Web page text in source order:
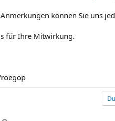
können Sie uns
für Ihre Mitwirkung.